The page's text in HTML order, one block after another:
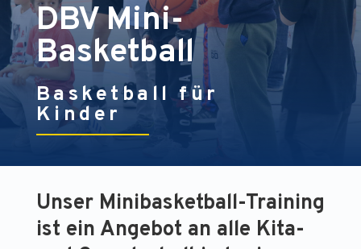
DBV Mini-
Basketball
Basketball für
Kinder
Unser Minibasketball-Training
ist ein Angebot an alle Kita-